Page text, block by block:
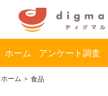
ホーム アンケート調査
ホーム 食品